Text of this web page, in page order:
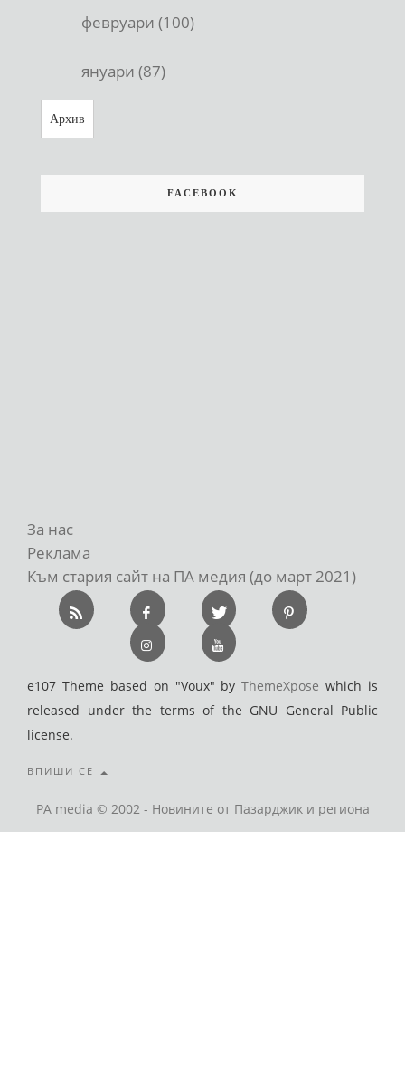
февруари (100)
януари (87)
Архив
FACEBOOK
За нас
Реклама
Към стария сайт на ПА медия (до март 2021)
e107 Theme based on "Voux" byThemeXpose which is
released under the terms of the GNU General Public
license.
ВПИШИ СЕ
PA media © 2002 - Новините от Пазарджик и региона